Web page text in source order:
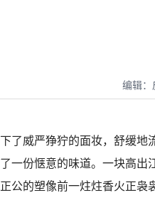
编辑：
威严狰狞的面妆，舒缓地
一份惬意的味道。一块高
公的塑像前一炷炷香火正